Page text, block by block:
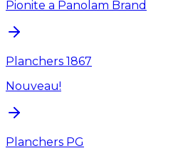
Pionite a Panolam Brand
Planchers 1867
Nouveau!
Planchers PG